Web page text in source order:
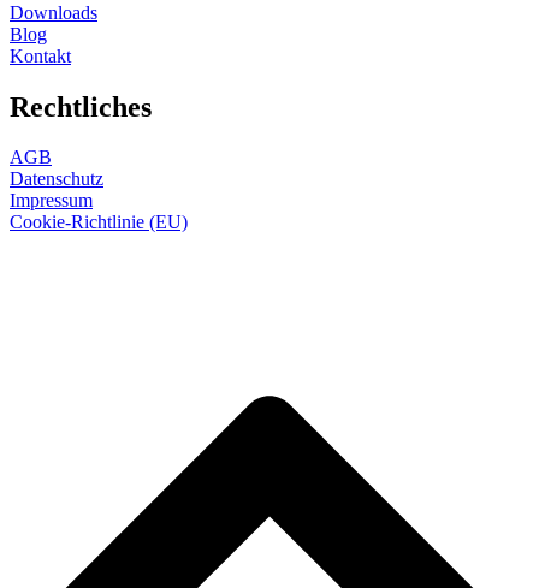
Downloads
Blog
Kontakt
Rechtliches
AGB
Datenschutz
Impressum
Cookie-Richtlinie (EU)